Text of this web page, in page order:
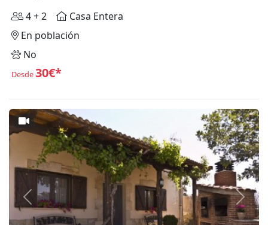
4 + 2
Casa Entera
En población
No
Desde30€*
Anterior